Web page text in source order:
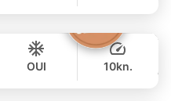
JOURNÉE
฿ 153,000
JOURNÉE
OUI 10kn.